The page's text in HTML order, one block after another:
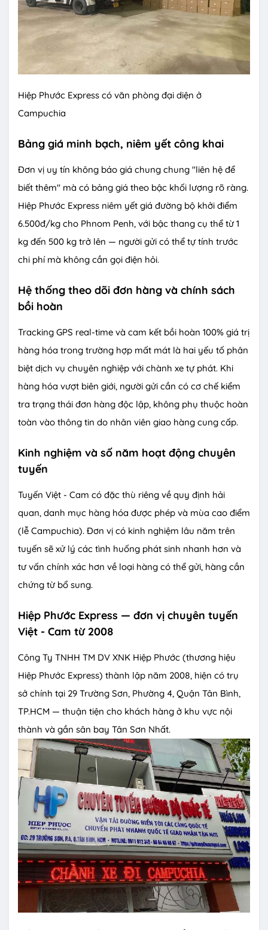
Hiệp Phước Express có văn phòng đại diện ở
Campuchia
Bảng giá minh bạch, niêm yết công khai
Đơn vị uy tín không báo giá chung chung "liên hệ để
biết thêm" mà có bảng giá theo bậc khối lượng rõ ràng.
Hiệp Phước Express niêm yết giá đường bộ khởi điểm
6.500đ/kg cho Phnom Penh, với bậc thang cụ thể từ 1
kg đến 500 kg trở lên — người gửi có thể tự tính trước
chi phí mà không cần gọi điện hỏi.
Hệ thống theo dõi đơn hàng và chính sách
bồi hoàn
Tracking GPS real-time và cam kết bồi hoàn 100% giá trị
hàng hóa trong trường hợp mất mát là hai yếu tố phân
biệt dịch vụ chuyên nghiệp với chành xe tự phát. Khi
hàng hóa vượt biên giới, người gửi cần có cơ chế kiểm
tra trạng thái đơn hàng độc lập, không phụ thuộc hoàn
toàn vào thông tin do nhân viên giao hàng cung cấp.
Kinh nghiệm và số năm hoạt động chuyên
tuyến
Tuyến Việt - Cam có đặc thù riêng về quy định hải
quan, danh mục hàng hóa được phép và mùa cao điểm
(lễ Campuchia). Đơn vị có kinh nghiệm lâu năm trên
tuyến sẽ xử lý các tình huống phát sinh nhanh hơn và
tư vấn chính xác hơn về loại hàng có thể gửi, hàng cần
chứng từ bổ sung.
Hiệp Phước Express — đơn vị chuyên tuyến
Việt - Cam từ 2008
Công Ty TNHH TM DV XNK Hiệp Phước (thương hiệu
Hiệp Phước Express) thành lập năm 2008, hiện có trụ
sở chính tại 29 Trường Sơn, Phường 4, Quận Tân Bình,
TP.HCM — thuận tiện cho khách hàng ở khu vực nội
thành và gần sân bay Tân Sơn Nhất.